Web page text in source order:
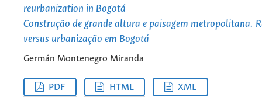
reurbanization in Bogotá
Construção de grande altura e paisagem metropolitana.
versus urbanização em Bogotá
Germán Montenegro Miranda
PDF HTML XML